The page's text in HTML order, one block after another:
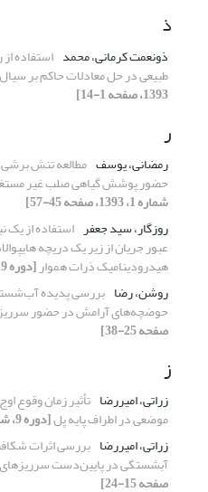
ذ
ذونعمت کرمانی، محمد استفاده
طبیعی در حل معادلات حاکم بر
1393، صفحه 1-14]
ر
رمضانی، یوسف مطالعه تنش برشی
حضور پوشش گیاهی صلب غیر
شماره 1، 1393، صفحه 45-57]
روزگار، سید جعفر استفاده از یک
عبور جریان از زیر یک دریچه
هیدرودینامیک ذرات هموار[دوره 9، شماره 3، 1393، صفحه 1-14]
روشن، رضا بررسی پدیده
حوضچه‌های آرامش در حضور سرریز
صفحه 25-38]
ز
زراتی، امیررضا تأثیر زمان وقوع
موضعی در اطراف پایه پل[دوره 9، شماره 3، 1393، صفحه 15-32]
زراتی، امیررضا بررسی اثرات
آبشستگی در پایین‌دست
صفحه 15-24]